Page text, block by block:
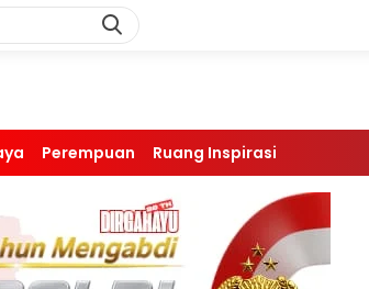
Perempuan Ruang Inspirasi